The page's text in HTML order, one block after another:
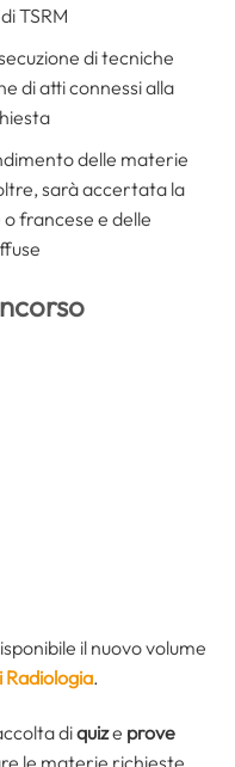
TSRM
di tecniche
di atti connessi alla
delle materie
sarà accertata la
francese e delle
il nuovo volume
Radiologia.
diquize prove